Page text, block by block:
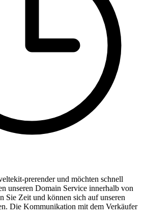
prerender und möchten schnell
unseren Domain Service innerhalb von
Sie Zeit und können sich auf unseren
Die Kommunikation mit dem Verkäufer